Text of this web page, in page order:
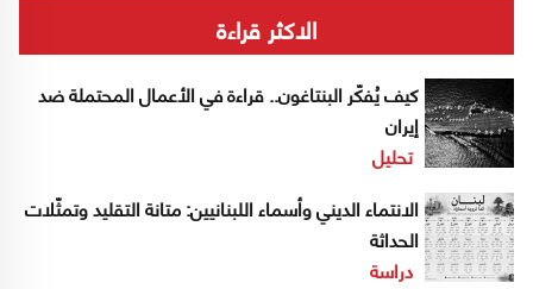
الاكثر قراءة
كيف يُفكّر البنتاغون.. قراءة في الأعمال المحتملة ضد
إيران
تحليل
الانتماء الديني وأسماء اللبنانيين: متانة التقليد وتمثّلات
الحداثة
دراسة